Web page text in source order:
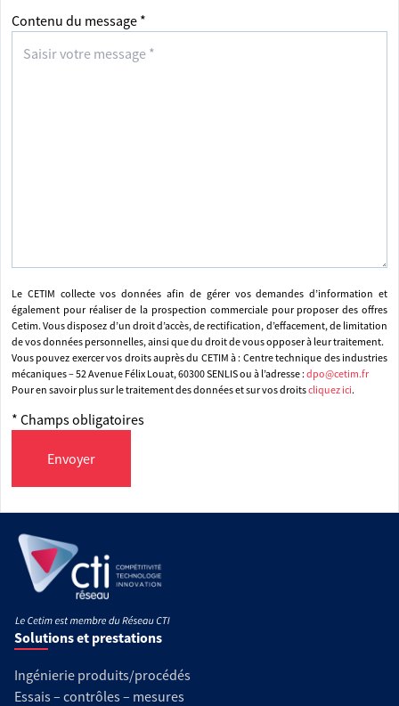
Contenu du message *
Le CETIM collecte vos données afin de gérer vos demandes d’information et
également pour réaliser de la prospection commerciale pour proposer des offres
Cetim. Vous disposez d’un droit d’accès, de rectification, d’effacement, de limitation
de vos données personnelles, ainsi que du droit de vous opposer à leur traitement.
Vous pouvez exercer vos droits auprès du CETIM à : Centre technique des industries
mécaniques – 52 Avenue Félix Louat, 60300 SENLIS ou à l’adresse : dpo@cetim.fr
Pour en savoir plus sur le traitement des données et sur vos droitscliquez ici.
* Champs obligatoires
Envoyer
Solutions et prestations
Ingénierie produits/procédés
Essais – contrôles – mesures